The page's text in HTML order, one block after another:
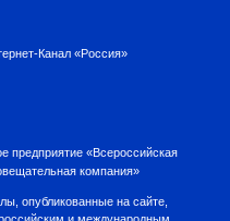
Канал «Россия»
предприятие «Всероссийская
компания»
опубликованные на сайте,